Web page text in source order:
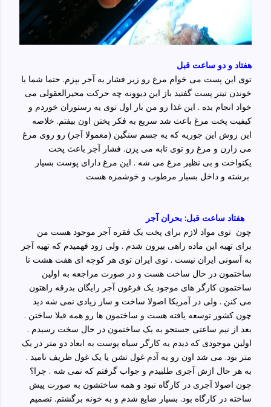
هفتاد و دو ساعت قبل
توی این پست می خوام مرغ رو زیر فشار یه آجر بپزم. حتما شما با
خوندن تیتر پست گفتید باز این دیوونه چه حرکت محیرالعقولی می
خواد انجام بده . این غذا رو من بار اول توی یه رستوران خوردم و
کیفیت پخت مرغ باعث شد سریع به فکر پختن اون بیفتم. خلاصه
این روش این جوریه که یه جسم سنگین (معمولا آجر) رو روی مرغ
می زارن و مرغ رو توی تابه می پزن. فشار آجر باعث پخت
یکنواخت و بی نظیر مرغ می شه . این مرغ دارای پوست بسیار
چون توی مواد لازم برای پخت یک فقره آجر موجود هست من
برای تهیه این ماده راهی بیرون شدم . ولی زود فهمیدم که تهیه آجر
به آسونی ایران نیست . توی ایران توی هر کوچه ای هفت هشت تا
ساختمون در حال ساخت هست و در صورت مراجعه به اولین
ساختمون کارگر های موجود یک فرغون آجر رایگان بدرقه راهتون
می کنن . ولی در آمریکا اصولا ساخت و ساز زیادی نمی شه دید
چون کشور توسعه یافته هست و ساختمون ها رو همه قبلا ساختن .
بعد از نیم ساعتی جستجو به یک ساختمون در حال سخت رسیدم .
اولین موجودی که دیدم یه کارگر سیاه پوست به ابعاد دو متر در یک
متر بود. می شد اون رو یه آدم غول تشن یا یک غول ظریف نامید .
به هر حال ازش آجری طلبیدم و جواب گرفتم که نمی شه . چرا؟
چون اصولا آجری در کارگاه نبود و همه ساختشون به صورت پیش
ساخته در کارگاه بود. بسیار ضایع شدم و به خونه برگشتم. تصمیم